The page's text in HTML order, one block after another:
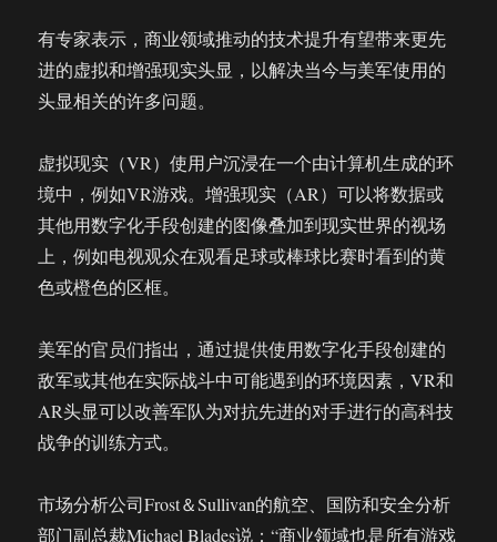
有专家表示，商业领域推动的技术提升有望带来更先
进的虚拟和增强现实头显，以解决当今与美军使用的
头显相关的许多问题。
虚拟现实（VR）使用户沉浸在一个由计算机生成的环
境中，例如VR游戏。增强现实（AR）可以将数据或
其他用数字化手段创建的图像叠加到现实世界的视场
上，例如电视观众在观看足球或棒球比赛时看到的黄
色或橙色的区框。
美军的官员们指出，通过提供使用数字化手段创建的
敌军或其他在实际战斗中可能遇到的环境因素，VR和
AR头显可以改善军队为对抗先进的对手进行的高科技
战争的训练方式。
市场分析公司Frost＆Sullivan的航空、国防和安全分析
部门副总裁Michael Blades说：“商业领域也是所有游戏